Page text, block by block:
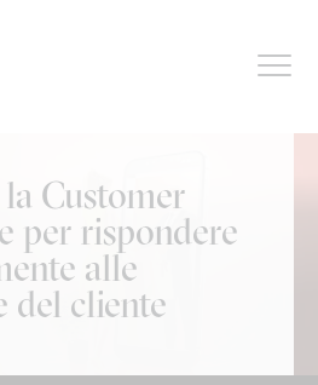
Customer
per rispondere
alle
del cliente